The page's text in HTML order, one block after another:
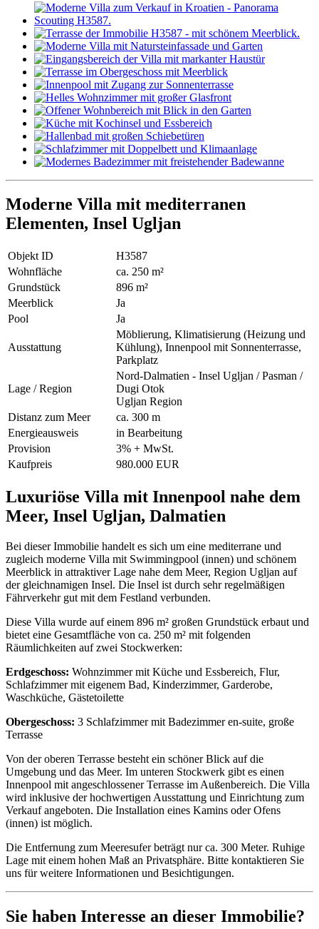
Moderne Villa mit mediterranen
Elementen, Insel Ugljan
Objekt ID
H3587
Wohnfläche
ca. 250 m²
Grundstück
896 m²
Meerblick
Ja
Pool
Ja
Ausstattung
Möblierung, Klimatisierung (Heizung und
Kühlung), Innenpool mit Sonnenterrasse,
Parkplatz
Lage / Region
Nord-Dalmatien - Insel Ugljan / Pasman /
Dugi Otok
Ugljan Region
Distanz zum Meer
ca. 300 m
Energieausweis
in Bearbeitung
Provision
3% + MwSt.
Kaufpreis
980.000 EUR
Luxuriöse Villa mit Innenpool nahe dem
Meer, Insel Ugljan, Dalmatien
Bei dieser Immobilie handelt es sich um eine mediterrane und
zugleich moderne Villa mit Swimmingpool (innen) und schönem
Meerblick in attraktiver Lage nahe dem Meer, Region Ugljan auf
der gleichnamigen Insel. Die Insel ist durch sehr regelmäßigen
Fährverkehr gut mit dem Festland verbunden.
Diese Villa wurde auf einem 896 m² großen Grundstück erbaut und
bietet eine Gesamtfläche von ca. 250 m² mit folgenden
Räumlichkeiten auf zwei Stockwerken:
Erdgeschoss: Wohnzimmer mit Küche und Essbereich, Flur,
Schlafzimmer mit eigenem Bad, Kinderzimmer, Garderobe,
Waschküche, Gästetoilette
Obergeschoss: 3 Schlafzimmer mit Badezimmer en-suite, große
Terrasse
Von der oberen Terrasse besteht ein schöner Blick auf die
Umgebung und das Meer. Im unteren Stockwerk gibt es einen
Innenpool mit angeschlossener Terrasse im Außenbereich. Die Villa
wird inklusive der hochwertigen Ausstattung und Einrichtung zum
Verkauf angeboten. Die Installation eines Kamins oder Ofens
(innen) ist möglich.
Die Entfernung zum Meeresufer beträgt nur ca. 300 Meter. Ruhige
Lage mit einem hohen Maß an Privatsphäre. Bitte kontaktieren Sie
uns für weitere Informationen und Besichtigungen.
Sie haben Interesse an dieser Immobilie?